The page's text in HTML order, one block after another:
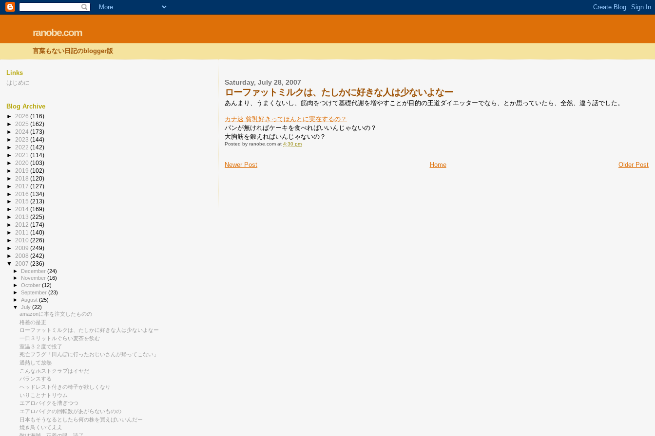
ranobe.com
言葉もない日記のblogger版
Saturday, July 28, 2007
ローファットミルクは、たしかに好きな人は少ないよなー
あんまり、うまくないし、筋肉をつけて基礎代謝を増やすことが目的の王道ダイエッターでなら、とか思っていたら、全然、違う話でした。
カナ速 貧乳好きってほんとに実在するの？
パンが無ければケーキを食べればいいんじゃないの？
大胸筋を鍛えればいんじゃないの？
Posted byranobe.com at4:30 pm
Newer Post Older Post
Home
Links
はじめに
Blog Archive
► 2026 (116)
► 2025 (162)
► 2024 (173)
► 2023 (144)
► 2022 (142)
► 2021 (114)
► 2020 (103)
► 2019 (102)
► 2018 (120)
► 2017 (127)
► 2016 (134)
► 2015 (213)
► 2014 (169)
► 2013 (225)
► 2012 (174)
► 2011 (140)
► 2010 (226)
► 2009 (249)
► 2008 (242)
▼ 2007 (236)
► December(24)
►
November(16)
►October(12)
►September(23)
►August(25)
▼July(22)
amazonに本を注文したものの
格差の是正
ローファットミルクは、たしかに好きな人は少ないよなー
一日３リットルぐらい麦茶を飲む
室温３２度で投了
死亡フラグ「田んぼに行ったおじいさんが帰ってこない」
過熱して放熱
こんなホストクラブはイヤだ
バランスする
ヘッドレスト付きの椅子が欲しくなり
いりことナトリウム
エアロバイクを漕ぎつつ
エアロバイクの回転数があがらないものの
日本もそうなるとしたら何の株を買えばいいんだー
焼き鳥くいてええ